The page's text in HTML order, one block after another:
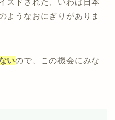
ズドされた、いわば日本
ようなおにぎりがありま
いので、この機会にみな